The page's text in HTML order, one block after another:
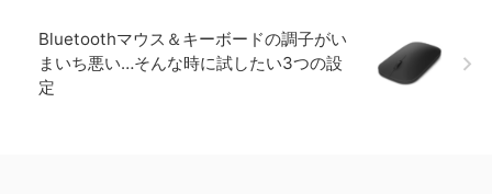
Bluetoothマウス＆キーボードの調子がい
まいち悪い…そんな時に試したい3つの設
定